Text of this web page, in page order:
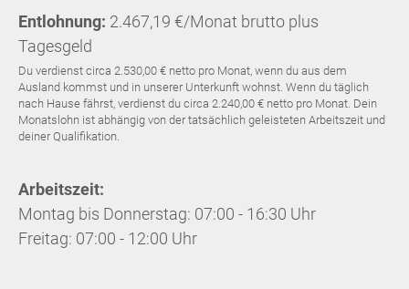
Entlohnung: 2.467,19 €/Monat brutto plus
Tagesgeld
Du verdienst circa 2.530,00 € netto pro Monat, wenn du aus dem
Ausland kommst und in unserer Unterkunft wohnst. Wenn du täglich
nach Hause fährst, verdienst du circa 2.240,00 € netto pro Monat. Dein
Monatslohn ist abhängig von der tatsächlich geleisteten Arbeitszeit und
deiner Qualifikation.
Arbeitszeit:
Montag bis Donnerstag: 07:00 - 16:30 Uhr
Freitag: 07:00 - 12:00 Uhr